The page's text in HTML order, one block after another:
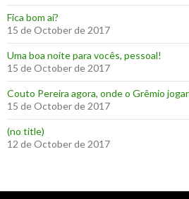
‪Fica bom aí?‬
15 de October de 2017
Uma boa noite para vocês, pessoal!
15 de October de 2017
‪Couto Pereira agora, onde o Grêmio
15 de October de 2017
(no title)
12 de October de 2017